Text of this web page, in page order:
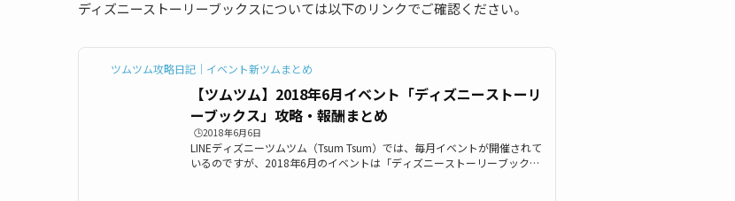
ディズニーストーリーブックスについては以下のリンクでご確認ください。
ツムツム攻略日記｜イベント新ツムまとめ
【ツムツム】2018年6月イベント「ディズニーストーリ
ーブックス」攻略・報酬まとめ
🕒️2018年6月6日
LINEディズニーツムツム（Tsum Tsum）では、毎月イベントが開催されて
いるのですが、2018年6月のイベントは「ディズニーストーリーブック